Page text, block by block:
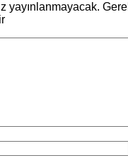
yayınlanmayacak.